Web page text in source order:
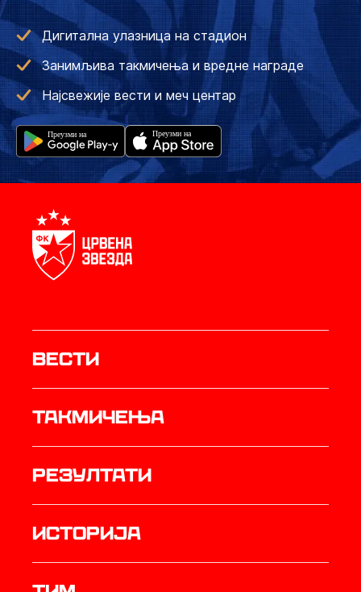
Дигитална улазница на стадион
Занимљива такмичења и вредне награде
Најсвежије вести и меч центар
Вести
Такмичења
резултати
историја